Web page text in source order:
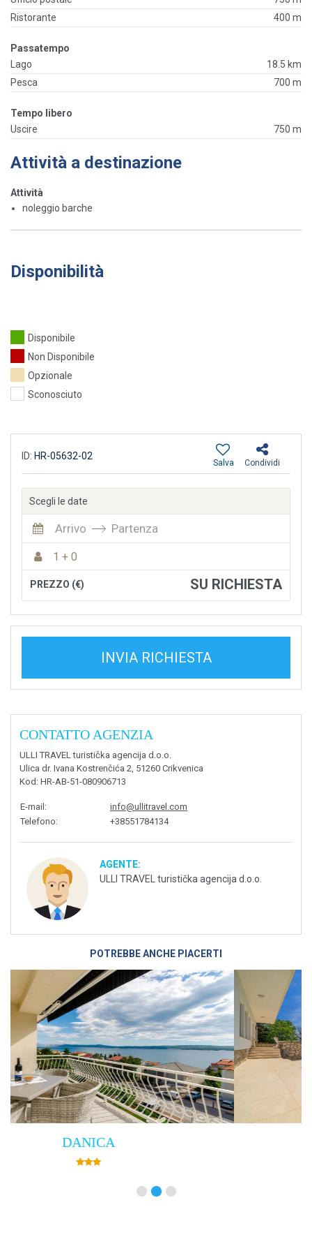
Ristorante
400 m
Passatempo
Lago
18.5 km
Pesca
700 m
Tempo libero
Uscire
750 m
Attività a destinazione
Attività
noleggio barche
Disponibilità
Disponibile
Non Disponibile
Opzionale
Sconosciuto
ID: HR-05632-02
Condividi
Salva
Scegli le date
Arrivo Partenza
1 + 0
PREZZO (€) SU RICHIESTA
INVIA RICHIESTA
CONTATTO AGENZIA
ULLI TRAVEL turistička agencija d.o.o.
Ulica dr. Ivana Kostrenčića 2, 51260 Crikvenica
Kod : HR-AB-51-080906713
E-mail :
info@ullitravel.com
Telefono: +38551784134
AGENTE:
ULLI TRAVEL turistička agencija d.o.o.
POTREBBE ANCHE PIACERTI